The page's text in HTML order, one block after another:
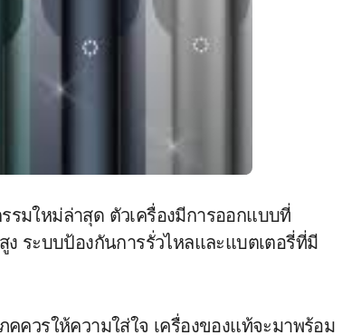
มใหม่ล่าสุด ตัวเครื่องมีการออกแบบที่
ระบบป้องกันการรั่วไหลและแบตเตอรี่ที่มี
ควรให้ความใส่ใจ เครื่องของแท้จะมาพร้อม